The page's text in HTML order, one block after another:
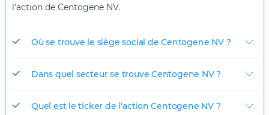
l'action de Centogene NV.
Où se trouve le siège social de Centogene NV ?
Dans quel secteur se trouve Centogene NV ?
Quel est le ticker de l'action Centogene NV ?